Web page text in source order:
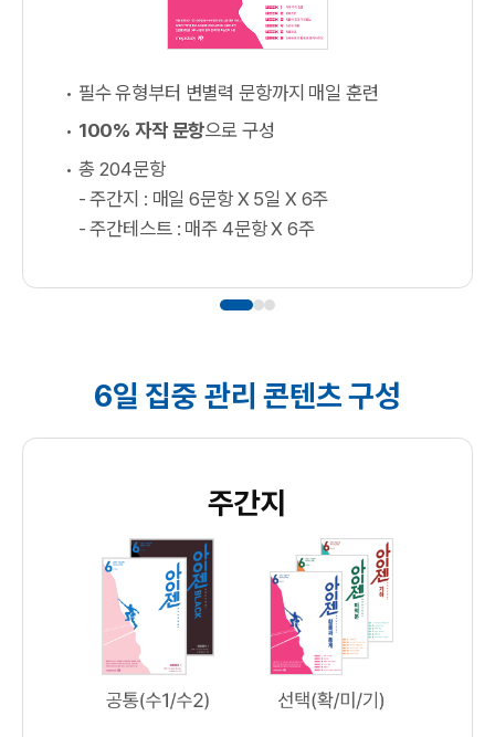
필수 유형부터 변별력 문항까지 매일 훈련
100% 자작 문항으로 구성
총 204문항
- 주간지 : 매일 6문항 X 5일 X 6주
- 주간테스트 : 매주 4문항 X 6주
6일 집중 관리 콘텐츠 구성
주간지